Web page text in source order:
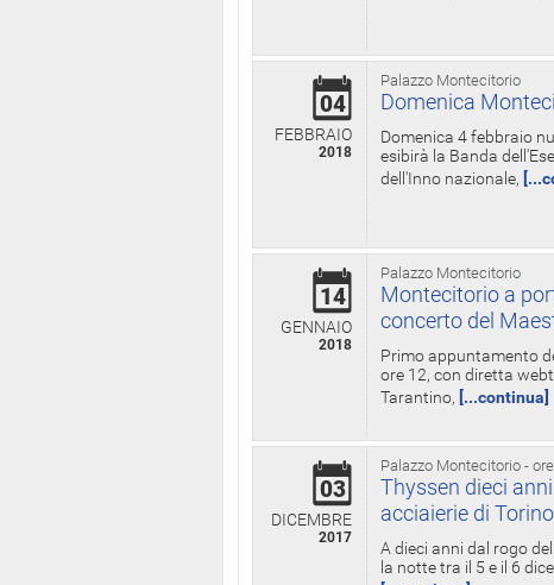
Palazzo Montecitorio
04
FEBBRAIO
2018
Domenica
Domenica 4 febbraio
esibirà la Banda
dell'Inno nazionale,
Palazzo Montecitorio
14
GENNAIO
2018
Montecitorio a
concerto del
Primo appuntamento
ore 12, con diretta
Tarantino, [...continua]
Palazzo Montecitorio -
03
DICEMBRE
2017
Thyssen dieci
acciaierie di
A dieci anni dal rogo
la notte tra il 5 e il 6